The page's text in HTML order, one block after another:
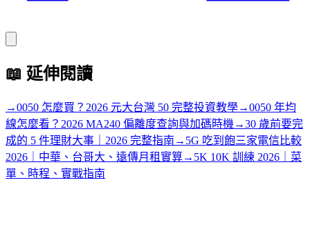
📖 延伸閱讀
→0050 怎麼買？2026 元大台灣 50 完整投資教學→0050 年均
線怎麼看？2026 MA240 偏離度查詢與加碼時機 →30 歲前要完
成的 5 件理財大事｜2026 完整指南 → 5G 吃到飽三家電信比較
2026｜中華、台哥大、遠傳月租實算→ 5K 10K 訓練 2026｜菜
單、時程、實戰指南